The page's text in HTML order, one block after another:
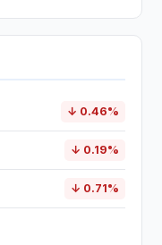
↓ 0.46%
↓ 0.19%
↓ 0.71%